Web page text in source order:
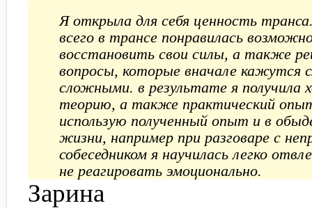
Я открыла для себя ценность
всего в трансе понравилась
восстановить свои силы, а также
вопросы, которые вначале кажутся
сложными. в результате я получила
теорию, а также практический
использую полученный опыт и в
жизни, например при разговаре с
собеседником я научилась легко
не реагировать эмоционально.
Зарина